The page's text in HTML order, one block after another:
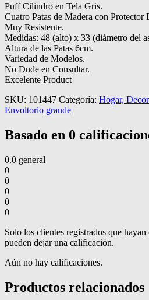
Puff Cilindro en Tela Gris.
Cuatro Patas de Madera con
Muy Resistente.
Medidas: 48 (alto) x 33 (diámetro del
Altura de las Patas 6cm.
Variedad de Modelos.
No Dude en Consultar.
Excelente Product
SKU: 101447 Categoría: Hogar,
Envoltorio grande
Basado en 0
0.0 general
0
0
0
0
0
Solo los clientes registrados que
pueden dejar una calificación.
Aún no hay calificaciones.
Productos relacionados